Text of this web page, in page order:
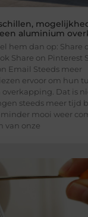
aluminium
hem dan op: Share
Share on Pinterest
Email Steeds meer
ervoor om hun
Dat is
steeds meer tijd
mooi weer
van onze